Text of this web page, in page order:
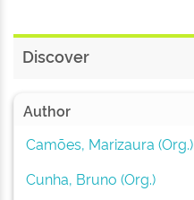
Discover
Author
Camões, Marizaura (Org.)
Cunha, Bruno (Org.)